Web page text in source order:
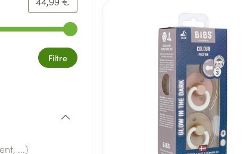
gauche et droite pour ajuster les valeurs
Filtre